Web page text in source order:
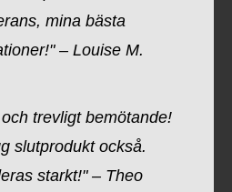
mina bästa
– Louise M.
trevligt bemötande!
slutprodukt också.
starkt!" – Theo